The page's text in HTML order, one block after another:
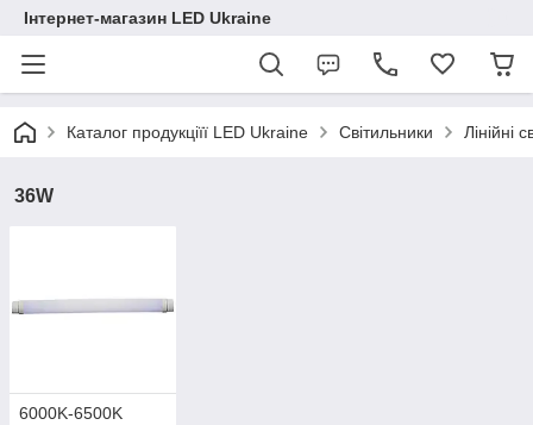
Інтернет-магазин LED Ukraine
Каталог продукціїї LED Ukraine Світильники Лінійні
36W
6000K-6500K